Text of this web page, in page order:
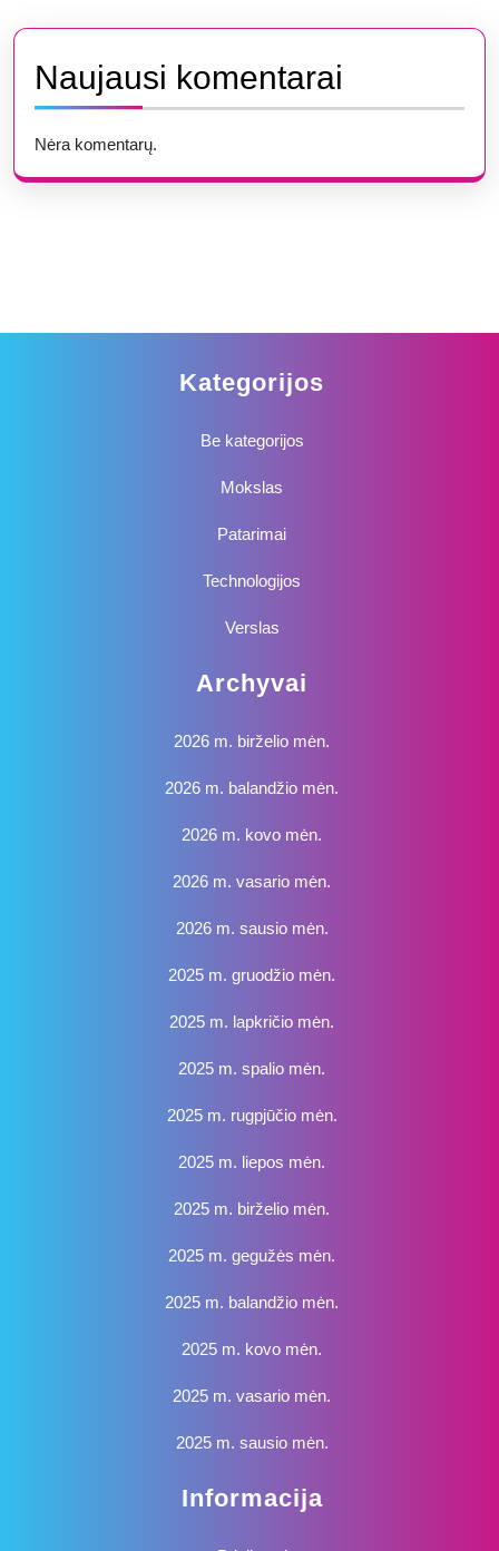
Naujausi komentarai
Nėra komentarų.
Kategorijos
Be kategorijos
Mokslas
Patarimai
Technologijos
Verslas
Archyvai
2026 m. birželio mėn.
2026 m. balandžio mėn.
2026 m. kovo mėn.
2026 m. vasario mėn.
2026 m. sausio mėn.
2025 m. gruodžio mėn.
2025 m. lapkričio mėn.
2025 m. spalio mėn.
2025 m. rugpjūčio mėn.
2025 m. liepos mėn.
2025 m. birželio mėn.
2025 m. gegužės mėn.
2025 m. balandžio mėn.
2025 m. kovo mėn.
2025 m. vasario mėn.
2025 m. sausio mėn.
Informacija